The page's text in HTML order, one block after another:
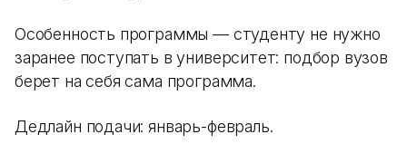
Особенность программы — студенту не нужно
заранее поступать в университет: подбор вузов
берет на себя сама программа.
Дедлайн подачи: январь-февраль.